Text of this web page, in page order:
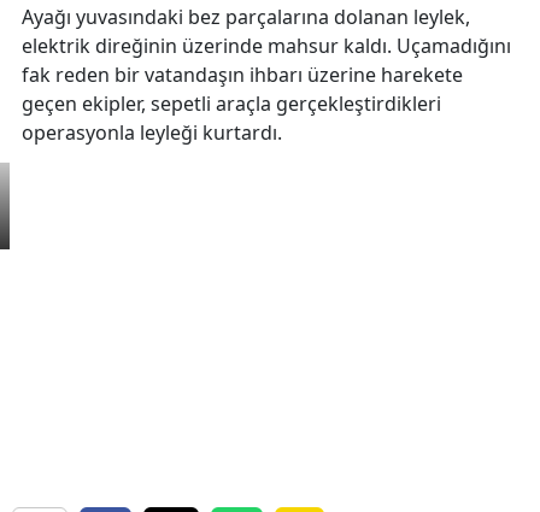
Ayağı yuvasındaki bez parçalarına dolanan leylek,
elektrik direğinin üzerinde mahsur kaldı. Uçamadığını
fak reden bir vatandaşın ihbarı üzerine harekete
geçen ekipler, sepetli araçla gerçekleştirdikleri
operasyonla leyleği kurtardı.